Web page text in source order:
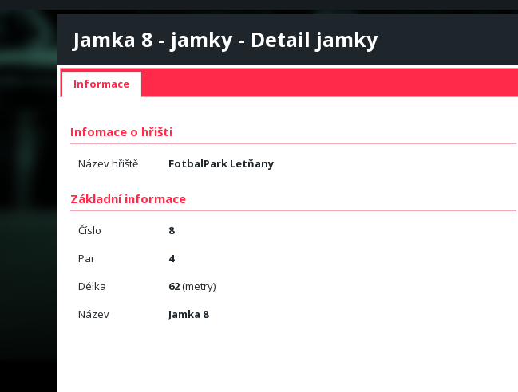
Jamka 8 - jamky - Detail jamky
Informace
Infomace o hřišti
Název hřiště FotbalPark Letňany
Základní informace
Číslo
8
Par
4
Délka
62(metry)
Název
Jamka 8